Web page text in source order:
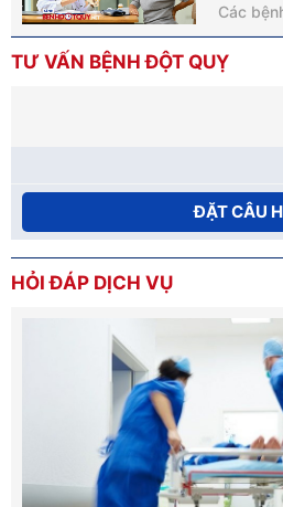
Các
TƯ VẤN BỆNH ĐỘT QUỴ
ĐẶT CÂU
HỎI ĐÁP DỊCH VỤ